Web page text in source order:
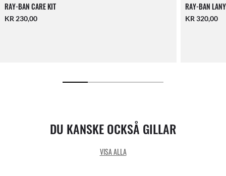
RAY-BAN CARE KIT
KR 230,00
RAY-BAN
KR 320,00
DU KANSKE OCKSÅ GILLAR
VISA ALLA